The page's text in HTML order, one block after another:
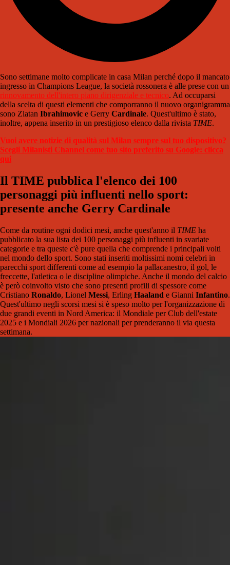
Sono settimane molto complicate in casa Milan perché dopo il mancato
ingresso in Champions League, la società rossonera è alle prese con un
rinnovamento dell'intero piano dirigenziale e tecnico. Ad occuparsi
della scelta di questi elementi che comporranno il nuovo organigramma
sono Zlatan Ibrahimovic e Gerry Cardinale. Quest'ultimo è stato,
inoltre, appena inserito in un prestigioso elenco dalla rivista TIME.
Vuoi avere notizie di qualità sul Milan sempre sul tuo dispositivo?
Scegli Milanisti Channel come tuo sito preferito su Google: clicca
qui
Il TIME pubblica l'elenco dei 100
personaggi più influenti nello sport:
presente anche Gerry Cardinale
Come da routine ogni dodici mesi, anche quest'anno il TIME ha
pubblicato la sua lista dei 100 personaggi più influenti in svariate
categorie e tra queste c'è pure quella che comprende i principali volti
nel mondo dello sport. Sono stati inseriti moltissimi nomi celebri in
parecchi sport differenti come ad esempio la pallacanestro, il gol, le
freccette, l'atletica o le discipline olimpiche. Anche il mondo del calcio
è però coinvolto visto che sono presenti profili di spessore come
Cristiano Ronaldo, Lionel Messi, Erling Haaland e Gianni Infantino.
Quest'ultimo negli scorsi mesi si è speso molto per l'organizzazione di
due grandi eventi in Nord America: il Mondiale per Club dell'estate
2025 e i Mondiali 2026 per nazionali per prenderanno il via questa
settimana.